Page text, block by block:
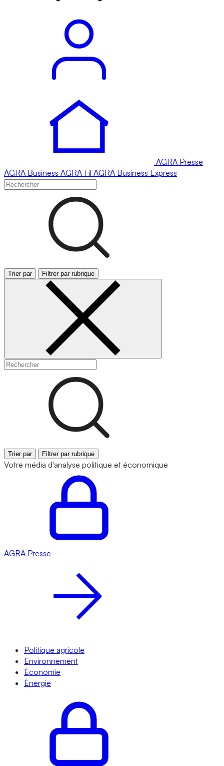
AGRA Presse
AGRA Business AGRA Fil AGRA Business Express
Trier par Filtrer par rubrique
Trier par Filtrer par rubrique
Votre média d'analyse politique et économique
AGRA Presse
Politique agricole
Environnement
Économie
Énergie